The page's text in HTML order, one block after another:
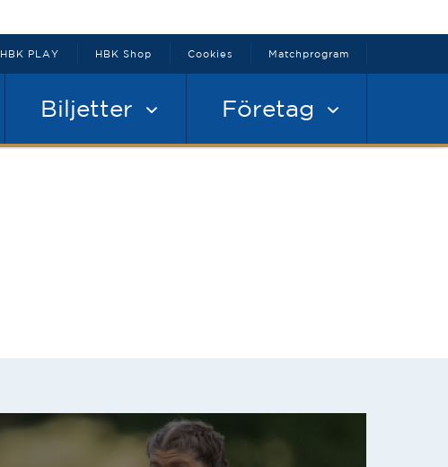
Biljetter Företag
HBK PLAY HBK Shop Cookies Matchprogram